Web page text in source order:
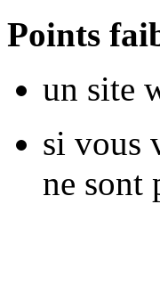
Points
un site
si vous
ne sont